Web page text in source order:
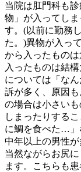
当院は肛門科も
物」が入ってし
す。(以前に勤務
た。)異物が入っ
から入ったもの
入ったものは結
については「な
訴が多く、原因
の場合は小さい
しまったりする
に鯛を食べた…」
中年以上の男性
当然ながらお尻
ます。こちらも